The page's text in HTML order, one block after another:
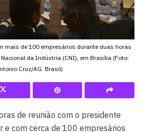
mais de 100 empresários durante duas horas
da Indústria (CNI), em Brasília (Foto:
Cruz/AG. Brasil)
de reunião com o presidente
e com cerca de 100 empresários